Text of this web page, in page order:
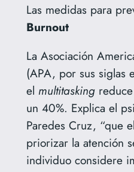
Las medidas para
Burnout
La Asociación
(APA, por sus siglas
el multitaskingreduce
un 40%. Explica el
Paredes Cruz, “que
priorizar la atención
individuo considere